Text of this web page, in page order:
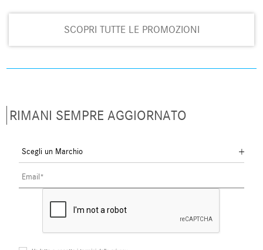
SCOPRI TUTTE LE PROMOZIONI
RIMANI SEMPRE AGGIORNATO